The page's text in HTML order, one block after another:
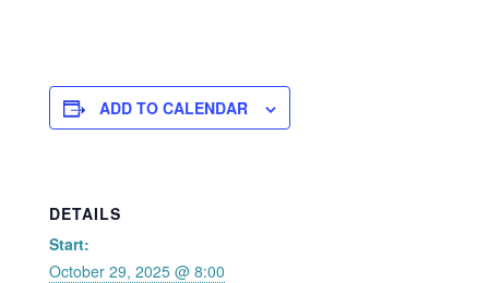
ADD TO CALENDAR
DETAILS
Start:
October 29, 2025 @ 8:00